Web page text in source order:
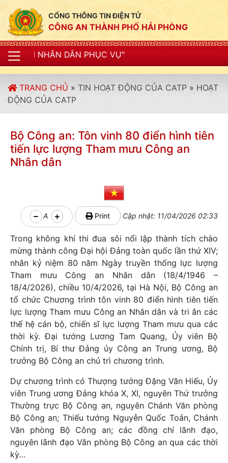
CỔNG THÔNG TIN ĐIỆN TỬ
CÔNG AN THÀNH PHỐ HẢI PHÒNG
VỤ"
TRANG CHỦ » TIN HOẠT ĐỘNG CỦA CATP » HOẠT
ĐỘNG CỦA CATP
Bộ Công an: Tôn vinh 80 điển hình tiên
tiến lực lượng Tham mưu Công an
Nhân dân
A Print Cập nhật: 11/04/2026 02:33
Trong không khí thi đua sôi nổi lập thành tích chào
mừng thành công Đại hội Đảng toàn quốc lần thứ XIV;
nhân kỷ niệm 80 năm Ngày truyền thống lực lượng
Tham mưu Công an Nhân dân (18/4/1946 –
18/4/2026), chiều 10/4/2026, tại Hà Nội, Bộ Công an
tổ chức Chương trình tôn vinh 80 điển hình tiên tiến
lực lượng Tham mưu Công an Nhân dân và tri ân các
thế hệ cán bộ, chiến sĩ lực lượng Tham mưu qua các
thời kỳ. Đại tướng Lương Tam Quang, Ủy viên Bộ
Chính trị, Bí thư Đảng ủy Công an Trung ương, Bộ
trưởng Bộ Công an chủ trì chương trình.
Dự chương trình có Thượng tướng Đặng Văn Hiếu, Ủy
viên Trung ương Đảng khóa X, XI, nguyên Thứ trưởng
Thường trực Bộ Công an, nguyên Chánh Văn phòng
Bộ Công an; Thiếu tướng Nguyễn Quốc Toản, Chánh
Văn phòng Bộ Công an; các đồng chí lãnh đạo,
nguyên lãnh đạo Văn phòng Bộ Công an qua các thời
kỳ…